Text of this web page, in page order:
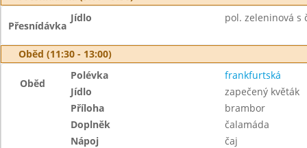
Přesnídávka
Jídlo pol. zeleninová s
Oběd (11:30 - 13:00)
Oběd
Polévka
frankfurtská
Jídlo
zapečený květák
Příloha
brambor
Doplněk
čalamáda
Nápoj
čaj